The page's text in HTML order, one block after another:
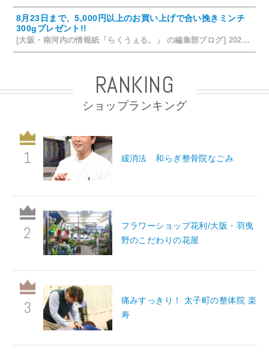
8月23日まで、5,000円以上のお買い上げで合い挽きミンチ
300gプレゼント!!
[大阪・南河内の情報紙「らくうぇる。」 の編集部ブログ] 2026/07/24 15:31
RANKING
ショップランキング
緩消法 和らぎ整骨院なごみ
フラワーショップ花利/大阪・羽曳
野のこだわりの花屋
痛みすっきり！ 太子町の整体院 楽
寿